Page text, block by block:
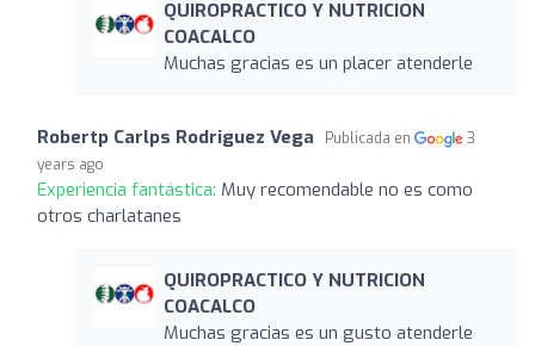
QUIROPRACTICO Y NUTRICION
COACALCO
Muchas gracias es un placer atenderle
Robertp Carlps Rodriguez Vega Publicada en
3
years ago
Experiencia fantástica: Muy recomendable no es como
otros charlatanes
QUIROPRACTICO Y NUTRICION
COACALCO
Muchas gracias es un gusto atenderle